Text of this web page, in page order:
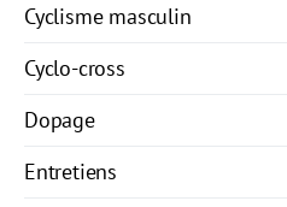
Cyclisme masculin
Cyclo-cross
Dopage
Entretiens